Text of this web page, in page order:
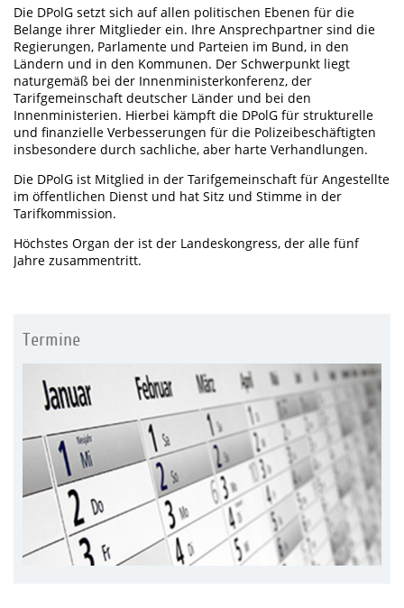
Die DPolG setzt sich auf allen politischen Ebenen für die
Belange ihrer Mitglieder ein. Ihre Ansprechpartner sind die
Regierungen, Parlamente und Parteien im Bund, in den
Ländern und in den Kommunen. Der Schwerpunkt liegt
naturgemäß bei der Innenministerkonferenz, der
Tarifgemeinschaft deutscher Länder und bei den
Innenministerien. Hierbei kämpft die DPolG für strukturelle
und finanzielle Verbesserungen für die Polizeibeschäftigten
insbesondere durch sachliche, aber harte Verhandlungen.
Die DPolG ist Mitglied in der Tarifgemeinschaft für Angestellte
im öffentlichen Dienst und hat Sitz und Stimme in der
Tarifkommission.
Höchstes Organ der ist der Landeskongress, der alle fünf
Jahre zusammentritt.
Termine